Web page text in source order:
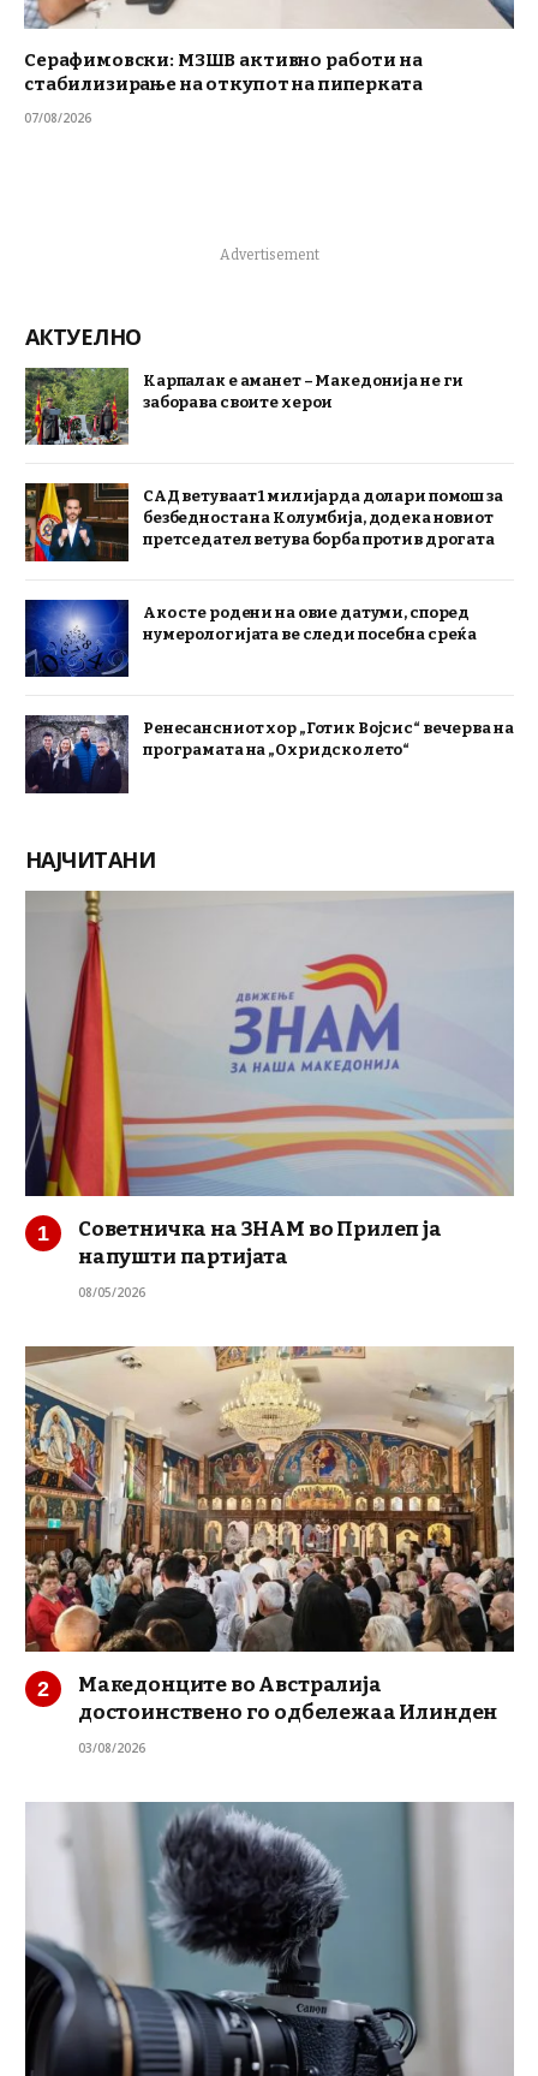
Серафимовски: МЗШВ активно работи на
стабилизирање на откупот на пиперката
07/08/2026
Advertisement
АКТУЕЛНО
Карпалак е аманет – Македонија не ги
заборава своите херои
САД ветуваат 1 милијарда долари помош за
безбедноста на Колумбија, додека новиот
претседател ветува борба против дрогата
Ако сте родени на овие датуми, според
нумерологијата ве следи посебна среќа
Ренесансниот хор „Готик Војсис“ вечерва на
програмата на „Охридско лето“
НАЈЧИТАНИ
Советничка на ЗНАМ во Прилеп ја
напушти партијата
08/05/2026
Македонците во Австралија
достоинствено го одбележаа Илинден
03/08/2026